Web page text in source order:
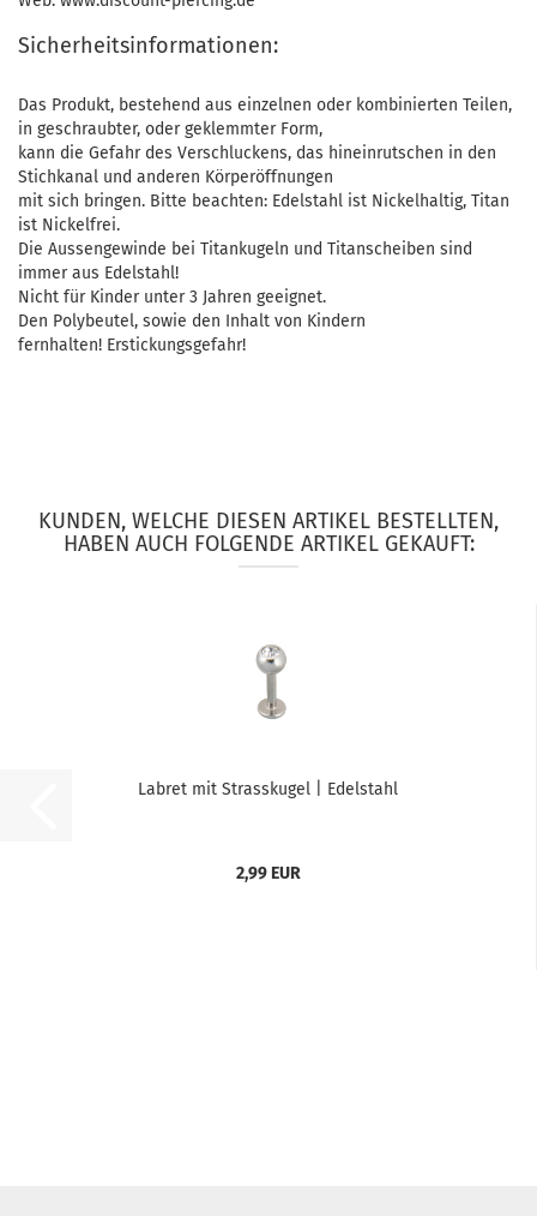
Sicherheitsinformationen:
Das Produkt, bestehend aus einzelnen oder kombinierten Teilen,
in geschraubter, oder geklemmter Form,
kann die Gefahr des Verschluckens, das hineinrutschen in den
Stichkanal und anderen Körperöffnungen
mit sich bringen. Bitte beachten: Edelstahl ist Nickelhaltig, Titan
ist Nickelfrei.
Die Aussengewinde bei Titankugeln und Titanscheiben sind
immer aus Edelstahl!
Nicht für Kinder unter 3 Jahren geeignet.
Den Polybeutel, sowie den Inhalt von Kindern
fernhalten! Erstickungsgefahr!
KUNDEN, WELCHE DIESEN ARTIKEL BESTELLTEN,
HABEN AUCH FOLGENDE ARTIKEL GEKAUFT:
Labret mit Strasskugel | Edelstahl
2,99 EUR